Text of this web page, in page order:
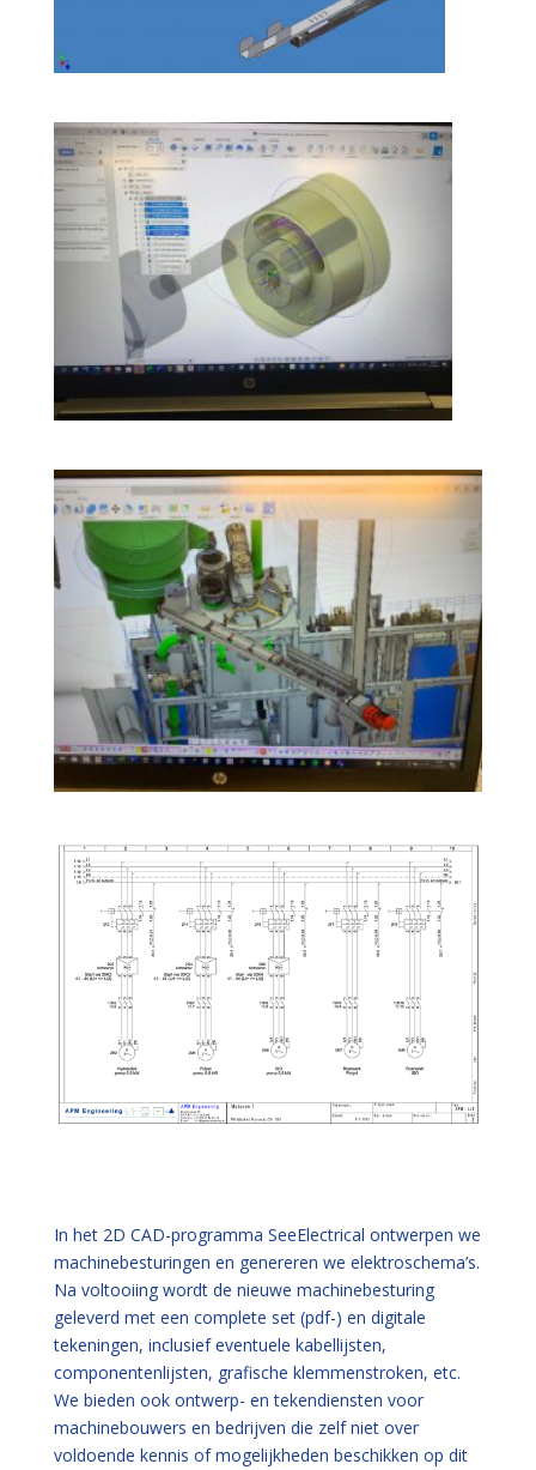
In het 2D CAD-programma SeeElectrical ontwerpen we
machinebesturingen en genereren we elektroschema’s.
Na voltooiing wordt de nieuwe machinebesturing
geleverd met een complete set (pdf-) en digitale
tekeningen, inclusief eventuele kabellijsten,
componentenlijsten, grafische klemmenstroken, etc.
We bieden ook ontwerp- en tekendiensten voor
machinebouwers en bedrijven die zelf niet over
voldoende kennis of mogelijkheden beschikken op dit